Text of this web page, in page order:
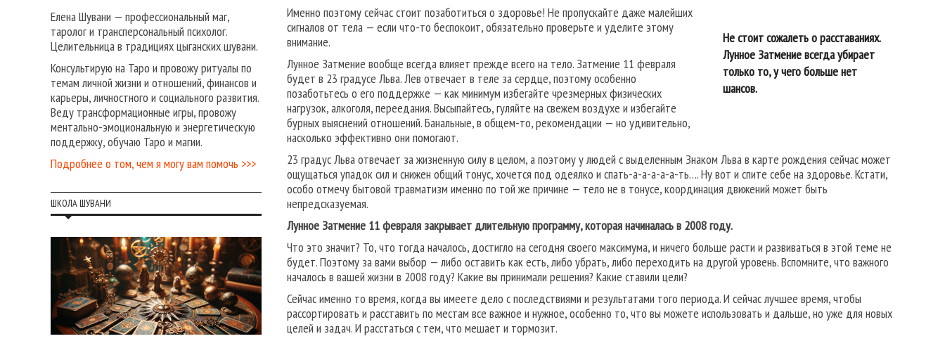
Не стоит сожалеть о расставаниях.
Лунное Затмение всегда убирает
только то, у чего больше нет
шансов.
Именно поэтому сейчас стоит позаботиться о здоровье! Не пропускайте даже малейших
сигналов от тела — если что-то беспокоит, обязательно проверьте и уделите этому
внимание.
Лунное Затмение вообще всегда влияет прежде всего на тело. Затмение 11 февраля
будет в 23 градусе Льва. Лев отвечает в теле за сердце, поэтому особенно
позаботьтесь о его поддержке — как минимум избегайте чрезмерных физических
нагрузок, алкоголя, переедания. Высыпайтесь, гуляйте на свежем воздухе и избегайте
бурных выяснений отношений. Банальные, в общем-то, рекомендации — но удивительно,
насколько эффективно они помогают.
23 градус Льва отвечает за жизненную силу в целом, а поэтому у людей с выделенным Знаком Льва в карте рождения сейчас может
ощущаться упадок сил и снижен общий тонус, хочется под одеялко и спать-а-а-а-а-а-ть…. Ну вот и спите себе на здоровье. Кстати,
особо отмечу бытовой травматизм именно по той же причине — тело не в тонусе, координация движений может быть
непредсказуемая.
Лунное Затмение 11 февраля закрывает длительную программу, которая начиналась в 2008 году.
Что это значит? То, что тогда началось, достигло на сегодня своего максимума, и ничего больше расти и развиваться в этой теме не
будет. Поэтому за вами выбор — либо оставить как есть, либо убрать, либо переходить на другой уровень. Вспомните, что важного
началось в вашей жизни в 2008 году? Какие вы принимали решения? Какие ставили цели?
Сейчас именно то время, когда вы имеете дело с последствиями и результатами того периода. И сейчас лучшее время, чтобы
рассортировать и расставить по местам все важное и нужное, особенно то, что вы можете использовать и дальше, но уже для новых
целей и задач. И расстаться с тем, что мешает и тормозит.
Елена Шувани — профессиональный маг,
таролог и трансперсональный психолог.
Целительница в традициях цыганских шувани.
Консультирую на Таро и провожу ритуалы по
темам личной жизни и отношений, финансов и
карьеры, личностного и социального развития.
Веду трансформационные игры, провожу
ментально-эмоциональную и энергетическую
поддержку, обучаю Таро и магии.
Подробнее о том, чем я могу вам помочь >>>
ШКОЛА ШУВАНИ